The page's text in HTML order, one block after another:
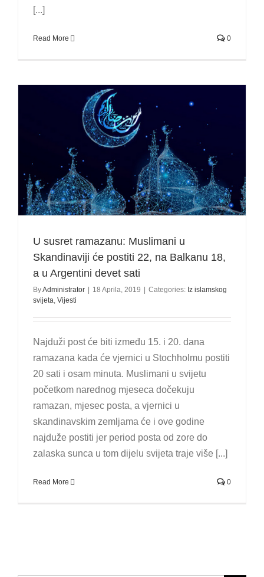
[...]
Read More 0
U susret ramazanu: Muslimani u
Skandinaviji će postiti 22, na Balkanu 18,
a u Argentini devet sati
ByAdministrator 18 Aprila, 2019 Categories: Iz islamskog
svijeta, Vijesti
Najduži post će biti između 15. i 20. dana
ramazana kada će vjernici u Stochholmu postiti
20 sati i osam minuta. Muslimani u svijetu
početkom narednog mjeseca dočekuju
ramazan, mjesec posta, a vjernici u
skandinavskim zemljama će i ove godine
najduže postiti jer period posta od zore do
zalaska sunca u tom dijelu svijeta traje više [...]
Read More 0